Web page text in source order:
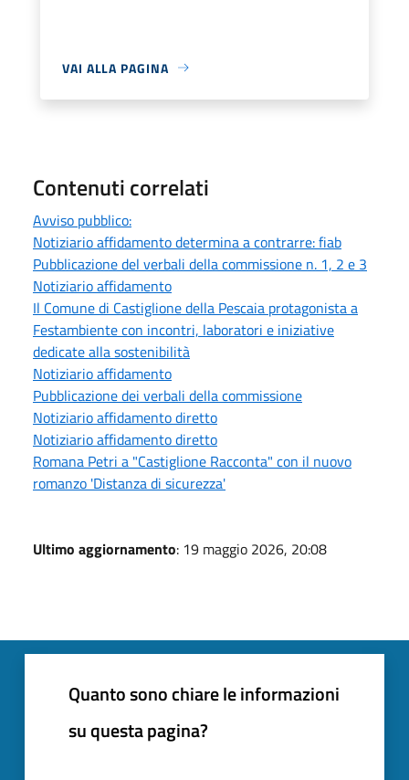
VAI ALLA PAGINA
Contenuti correlati
Avviso pubblico:
Notiziario affidamento determina a contrarre: fiab
Pubblicazione del verbali della commissione n. 1, 2 e 3
Notiziario affidamento
Il Comune di Castiglione della Pescaia protagonista a
Festambiente con incontri, laboratori e iniziative
dedicate alla sostenibilità
Notiziario affidamento
Pubblicazione dei verbali della commissione
Notiziario affidamento diretto
Notiziario affidamento diretto
Romana Petri a "Castiglione Racconta" con il nuovo
romanzo 'Distanza di sicurezza'
Ultimo aggiornamento: 19 maggio 2026, 20:08
Quanto sono chiare le informazioni
su questa pagina?